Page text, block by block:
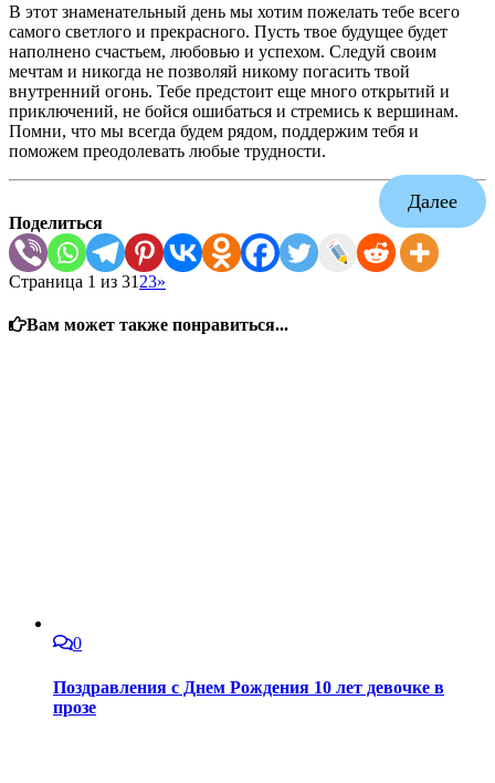
В этот знаменательный день мы хотим пожелать тебе всего
самого светлого и прекрасного. Пусть твое будущее будет
наполнено счастьем, любовью и успехом. Следуй своим
мечтам и никогда не позволяй никому погасить твой
внутренний огонь. Тебе предстоит еще много открытий и
приключений, не бойся ошибаться и стремись к вершинам.
Помни, что мы всегда будем рядом, поддержим тебя и
поможем преодолевать любые трудности.
Далее
Поделиться
Страница 1 из 31 23»
Вам может также понравиться...
0
Поздравления с Днем Рождения 10 лет девочке в
прозе